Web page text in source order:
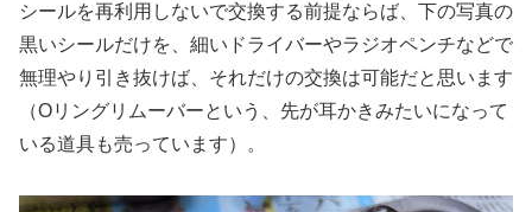
シールを再利用しないで交換する前提ならば、下の写真の
黒いシールだけを、細いドライバーやラジオペンチなどで
無理やり引き抜けば、それだけの交換は可能だと思います
（Oリングリムーバーという、先が耳かきみたいになって
いる道具も売っています）。